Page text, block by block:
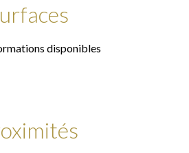
disponibles